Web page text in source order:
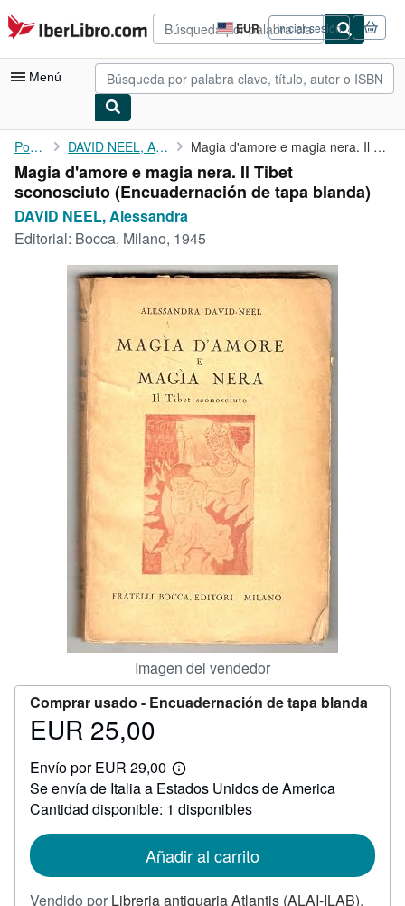
Pasar al contenido principal
IberLibro.com EUR
Preferencias
de
compra
del
Iniciar sesión
Menú
Mi cuenta
Consultar mis pedidos
Búsqueda avanzada
Colecciones
Libros antiguos
Arte y coleccionismo
Comenzar a vender
CERRAR
Portada DAVID NEEL, Alessandra Magia d'amore e magia nera. Il Tibet sconosciuto
Magia d'amore e magia nera. Il Tibet
sconosciuto (Encuadernación de tapa blanda)
DAVID NEEL, Alessandra
Editorial: Bocca, Milano, 1945
Imagen del vendedor
Comprar usado - Encuadernación de tapa blanda
Precio
25,00
EUR 25,00
Envío por EUR 29,00
Más
información
sobre
las
envío
Se envía de Italia a Estados Unidos de America
Cantidad disponible: 1 disponibles
Añadir al carrito
Vendido por Libreria antiquaria Atlantis (ALAI-ILAB),